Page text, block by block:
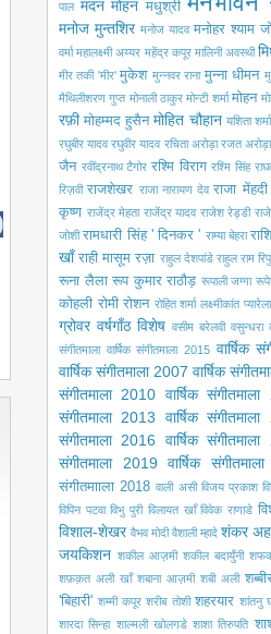
पाल मदन मोहन मधुश्री
मनोज मुन्तशिर मनोज यादव मनोहर श्याम
वर्मा महालक्ष्मी अय्यर महेंद्र कपूर मालिनी अवस्थी
मीर तकी 'मीर' मुकेश मुन्नवर राना मुन्ना धीमन
मैथिलीशरण गुप्त मोनाली ठाकुर मोन्टी शर्मा मोहन
रफ़ी मोहम्मद हुसैन मोहित चौहान यशिता शर्मा
रघुबीर यादव रघुवीर यादव रचिता अरोड़ा रजत अरोड़ा
जैन रवींद्रनाथ टैगोर रश्मि विराग रश्मि सिंह
रिज़वी राजशेखर राजा नारायण देव राजा
कृष्ण राजेंद्र मेहता राजेंद्र यादव राजेश रेड्डी
जोशी रामधारी सिंह ' दिनकर ' राम्या बेहरा
खाँ राही मासूम रज़ा राहुल देशपांडे राहुल राम
रूना लैला रूप कुमार राठौड़ रूपाली जग्गा
कोहली रोमी रोशन रोहित शर्मा लक्ष्मीकांत
ग्रोवर वर्षगाँठ विशेष वसीम बरेलवी वसुन्धरा
संगीतमाला वार्षिक संगीतमाला 2015 वार्षिक
वार्षिक संगीतमाला 2007 वार्षिक
संगीतमाला 2010 वार्षिक
संगीतमाला 2013
वार्षिक
संगीतमाला 2016
वार्षिक
संगीतमाला 2019
वार्षिक
संगीतमााला 2018 वाली असी विजय प्रकाश
विपिन पटवा विभु पुरी विलायत खाँ विवेक राणाडे
विशाल-शेखर वैभव मोदी वैशाली म्हादे शंकर
जयकिशन शकील आज़मी शकील बदायुँनी
शफ़क़त अली खाँ शबाना आज़मी शबी अली
'बिहारी' शम्मी कपूर शरीब तोशी शहरयार शांतनु
शारदा सिन्हा शाल्मली खोलगडे शाशा तिरुपति